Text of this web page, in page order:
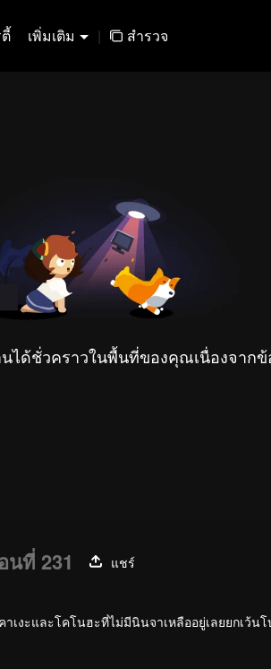
เพิ่มเติม | สำรวจ
ได้ชั่วคราวในพื้นที่ของคุณเนื่องจาก
นที่ 231
แชร์
งะและโคโนฮะที่ไม่มีนินจาเหลืออยู่เลยยกเว้น